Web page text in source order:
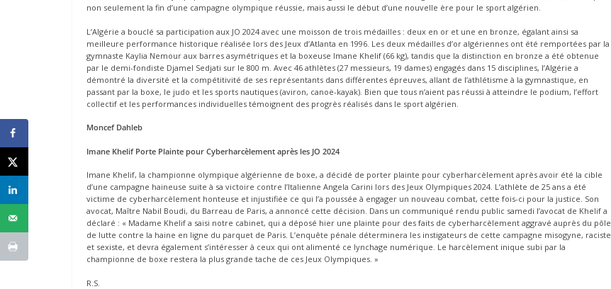
non seulement la fin d’une campagne olympique réussie, mais aussi le début d’une nouvelle ère pour le sport algérien.
L’Algérie a bouclé sa participation aux JO 2024 avec une moisson de trois médailles : deux en or et une en bronze, égalant ainsi sa
meilleure performance historique réalisée lors des Jeux d’Atlanta en 1996. Les deux médailles d’or algériennes ont été remportées par la
gymnaste Kaylia Nemour aux barres asymétriques et la boxeuse Imane Khelif (66 kg), tandis que la distinction en bronze a été obtenue
par le demi-fondiste Djamel Sedjati sur le 800 m. Avec 46 athlètes (27 messieurs, 19 dames) engagés dans 15 disciplines, l’Algérie a
démontré la diversité et la compétitivité de ses représentants dans différentes épreuves, allant de l’athlétisme à la gymnastique, en
passant par la boxe, le judo et les sports nautiques (aviron, canoë-kayak). Bien que tous n’aient pas réussi à atteindre le podium, l’effort
collectif et les performances individuelles témoignent des progrès réalisés dans le sport algérien.
Moncef Dahleb
Imane Khelif Porte Plainte pour Cyberharcèlement après les JO 2024
Imane Khelif, la championne olympique algérienne de boxe, a décidé de porter plainte pour cyberharcèlement après avoir été la cible
d’une campagne haineuse suite à sa victoire contre l’Italienne Angela Carini lors des Jeux Olympiques 2024. L’athlète de 25 ans a été
victime de cyberharcèlement honteuse et injustifiée ce qui l’a poussée à engager un nouveau combat, cette fois-ci pour la justice. Son
avocat, Maître Nabil Boudi, du Barreau de Paris, a annoncé cette décision. Dans un communiqué rendu public samedi l’avocat de Khelif a
déclaré : « Madame Khelif a saisi notre cabinet, qui a déposé hier une plainte pour des faits de cyberharcèlement aggravé auprès du pôle
de lutte contre la haine en ligne du parquet de Paris. L’enquête pénale déterminera les instigateurs de cette campagne misogyne, raciste
et sexiste, et devra également s’intéresser à ceux qui ont alimenté ce lynchage numérique. Le harcèlement inique subi par la
championne de boxe restera la plus grande tache de ces Jeux Olympiques. »
R.S.